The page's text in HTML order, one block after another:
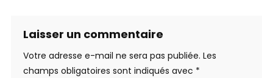
Laisser un commentaire
Votre adresse e-mail ne sera pas publiée. Les
champs obligatoires sont indiqués avec *